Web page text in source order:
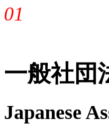
01
一般社
Japanese